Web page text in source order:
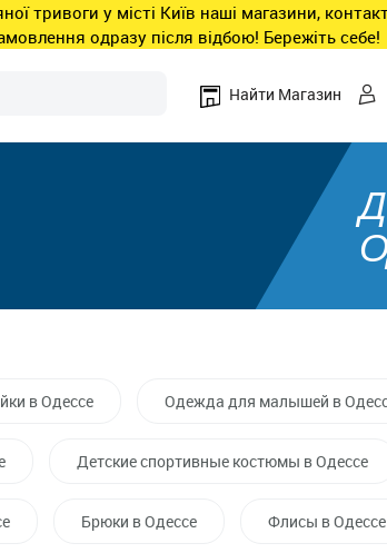
тривоги у місті Київ наші магазини,
одразу після відбою! Бережіть себе!
Найти Магазин
в Одессе Одежда для малышей в
Детские спортивные костюмы в Одессе
Брюки в Одессе Флисы в Одессе